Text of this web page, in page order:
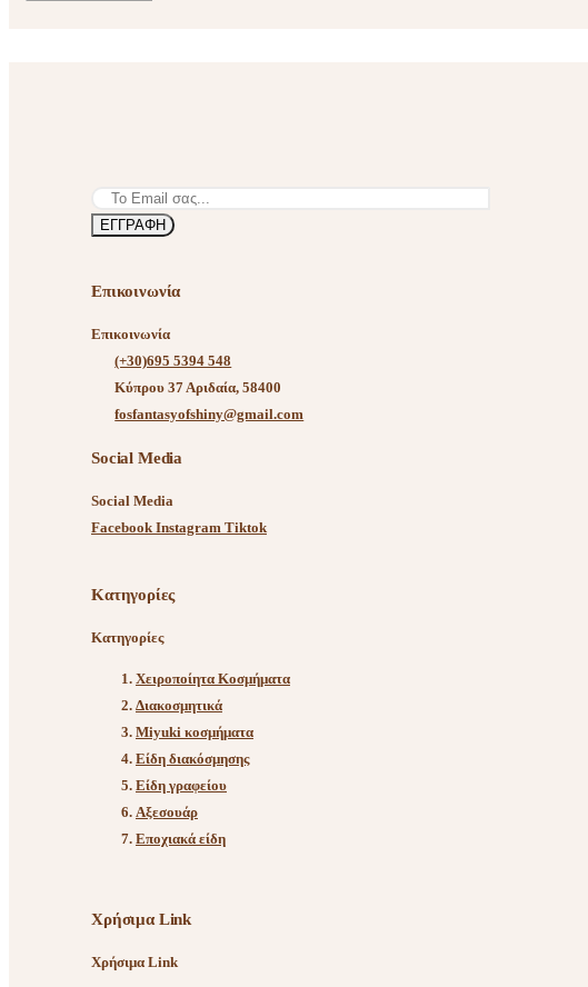
Επικοινωνία
Επικοινωνία
(+30)695 5394 548
Κύπρου 37 Αριδαία, 58400
fosfantasyofshiny@gmail.com
Social Media
Social Media
Facebook Instagram Tiktok
Κατηγορίες
Κατηγορίες
Χειροποίητα Κοσμήματα
Διακοσμητικά
Miyuki κοσμήματα
Είδη διακόσμησης
Είδη γραφείου
Αξεσουάρ
Εποχιακά είδη
Χρήσιμα Link
Χρήσιμα Link